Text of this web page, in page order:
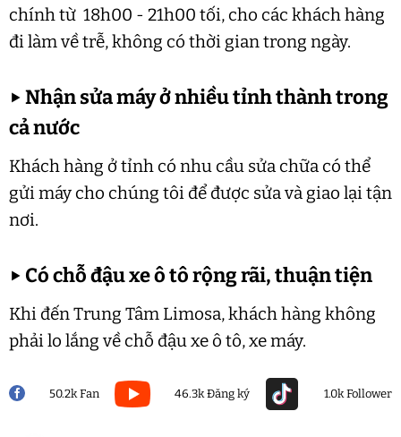
chính từ 18h00 - 21h00 tối, cho các khách hàng
đi làm về trễ, không có thời gian trong ngày.
▶Nhận sửa máy ở nhiều tỉnh thành trong
cả nước
Khách hàng ở tỉnh có nhu cầu sửa chữa có thể
gửi máy cho chúng tôi để được sửa và giao lại tận
nơi.
▶ Có chỗ đậu xe ô tô rộng rãi, thuận tiện
Khi đến Trung Tâm Limosa, khách hàng không
phải lo lắng về chỗ đậu xe ô tô, xe máy.
50.2k Fan 46.3k Đăng ký 1.0k Follower